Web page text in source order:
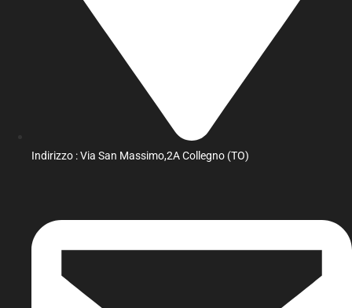
Indirizzo : Via San Massimo,2A Collegno (TO)